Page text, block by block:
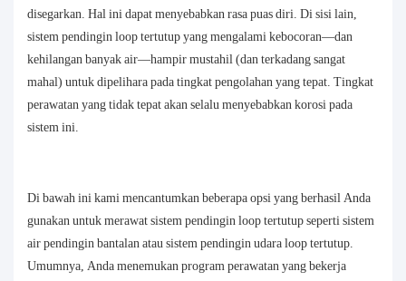
disegarkan. Hal ini dapat menyebabkan rasa puas diri. Di sisi lain,
sistem pendingin loop tertutup yang mengalami kebocoran—dan
kehilangan banyak air—hampir mustahil (dan terkadang sangat
mahal) untuk dipelihara pada tingkat pengolahan yang tepat. Tingkat
perawatan yang tidak tepat akan selalu menyebabkan korosi pada
sistem ini.
Di bawah ini kami mencantumkan beberapa opsi yang berhasil Anda
gunakan untuk merawat sistem pendingin loop tertutup seperti sistem
air pendingin bantalan atau sistem pendingin udara loop tertutup.
Umumnya, Anda menemukan program perawatan yang bekerja